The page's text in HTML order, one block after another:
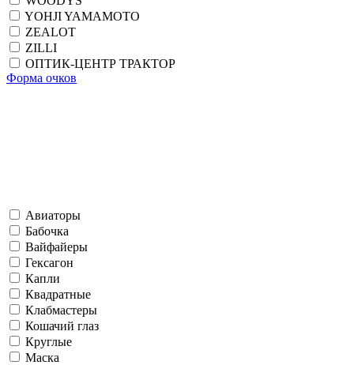
YOHJI YAMAMOTO
ZEALOT
ZILLI
ОПТИК-ЦЕНТР ТРАКТОР
Форма очков
Авиаторы
Бабочка
Вайфайеры
Гексагон
Капли
Квадратные
Клабмастеры
Кошачий глаз
Круглые
Маска